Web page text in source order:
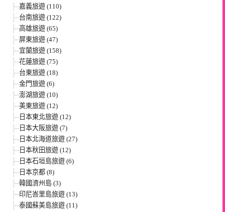
嘉義旅遊 (110)
台南旅遊 (122)
高雄旅遊 (65)
屏東旅遊 (47)
宜蘭旅遊 (158)
花蓮旅遊 (75)
台東旅遊 (18)
金門旅遊 (6)
澎湖旅遊 (10)
美東旅遊 (12)
日本東北旅遊 (12)
日本大阪旅遊 (7)
日本北海道旅遊 (27)
日本秋田旅遊 (12)
日本石垣島旅遊 (6)
日本京都 (8)
韓國濟州島 (3)
印尼峇里島旅遊 (13)
泰國蘇美島旅遊 (11)